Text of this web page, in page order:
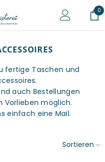
0
0
fertige Taschen und
auch Bestellungen
Vorlieben möglich.
einfach eine Mail.
Sortieren